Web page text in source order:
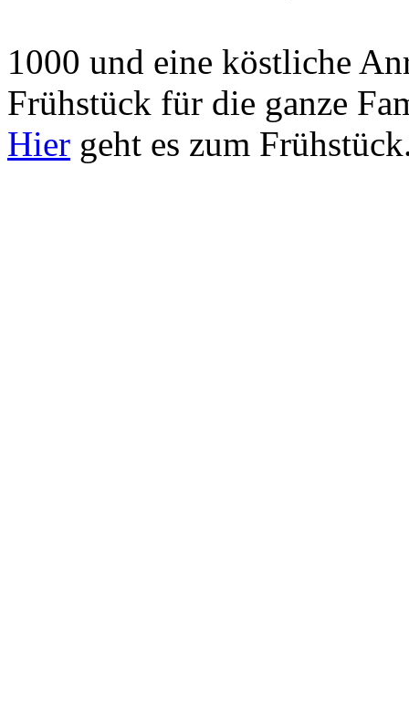
1000 und eine köstliche
Frühstück für die ganze
Hier geht es zum